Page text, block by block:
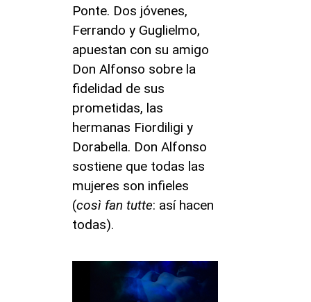
Ponte. Dos jóvenes,
Ferrando y Guglielmo,
apuestan con su amigo
Don Alfonso sobre la
fidelidad de sus
prometidas, las
hermanas Fiordiligi y
Dorabella. Don Alfonso
sostiene que todas las
mujeres son infieles
(così fan tutte: así hacen
todas).